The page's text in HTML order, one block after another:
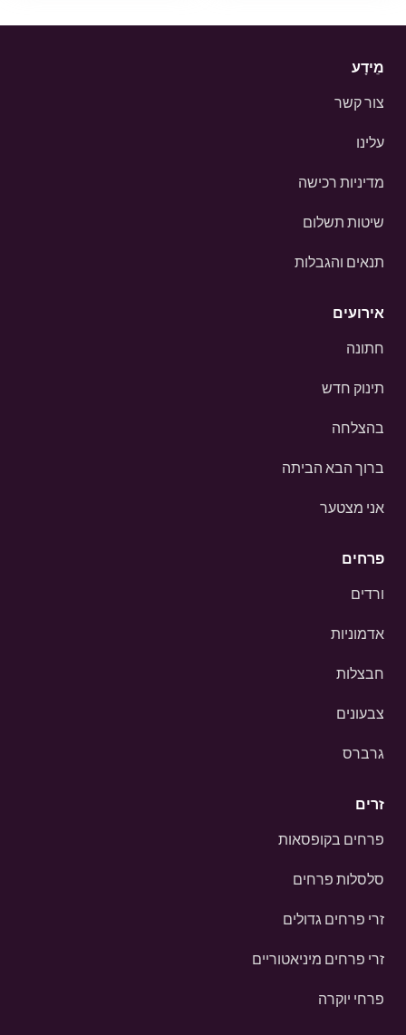
מֵידָע
צור קשר
עלינו
מדיניות רכישה
שיטות תשלום
תנאים והגבלות
אירועים
חתונה
תינוק חדש
בהצלחה
ברוך הבא הביתה
אני מצטער
פרחים
ורדים
אדמוניות
חבצלות
צבעונים
גרברס
זרים
פרחים בקופסאות
סלסלות פרחים
זרי פרחים גדולים
זרי פרחים מיניאטוריים
פרחי יוקרה